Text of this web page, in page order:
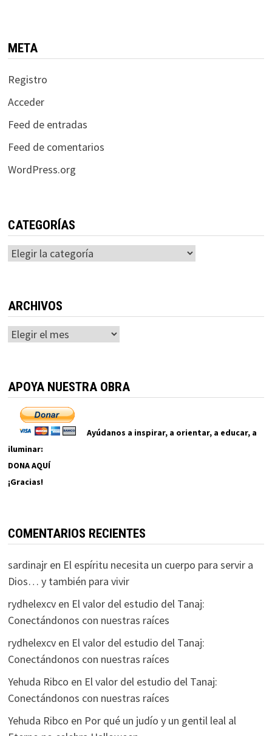
META
Registro
Acceder
Feed de entradas
Feed de comentarios
WordPress.org
CATEGORÍAS
Categorías
ARCHIVOS
Archivos
APOYA NUESTRA OBRA
Ayúdanos a inspirar, a orientar, a educar, a
iluminar:
DONA AQUÍ
¡Gracias!
COMENTARIOS RECIENTES
sardinajren El espíritu necesita un cuerpo para servir a
Dios… y también para vivir
rydhelexcven El valor del estudio del Tanaj:
Conectándonos con nuestras raíces
rydhelexcven El valor del estudio del Tanaj:
Conectándonos con nuestras raíces
Yehuda Ribco en El valor del estudio del Tanaj:
Conectándonos con nuestras raíces
Yehuda Ribco en Por qué un judío y un gentil leal al